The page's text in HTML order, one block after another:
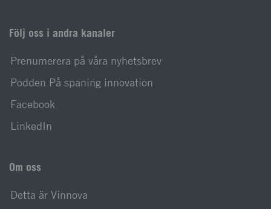
Följ oss i andra kanaler
Prenumerera på våra nyhetsbrev
Podden På spaning innovation
Facebook
LinkedIn
Om oss
Detta är Vinnova